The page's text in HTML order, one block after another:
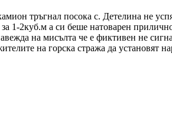
тръгнал посока с. Детелина не
1-2куб.м а си беше натоварен
на мисълта че е фиктивен не
на горска стража да установят